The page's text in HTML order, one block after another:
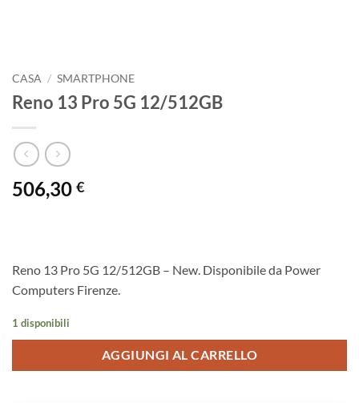
CASA / SMARTPHONE
Reno 13 Pro 5G 12/512GB
506,30 €
Reno 13 Pro 5G 12/512GB – New. Disponibile da Power
Computers Firenze.
1 disponibili
AGGIUNGI AL CARRELLO